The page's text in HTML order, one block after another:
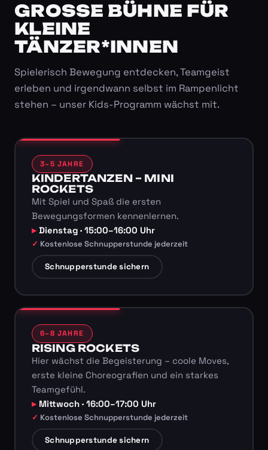
GROSSE BÜHNE FÜR K
LEINE T
ÄNZER*INNEN
Spielerisch Bewegung entdecken, Teamgeist
erleben und irgendwann selbst im Rampenlicht
stehen – unser Kids-Programm wächst mit.
3–5 JAHRE
KINDERTANZEN – MINI
ROCKETS
Mit Spiel und Spaß die ersten
Bewegungsformen kennenlernen.
Dienstag · 15:00–16:00 Uhr
Kostenlose Schnupperstunde jederzeit
Schnupperstunde sichern
6–8 JAHRE
RISING ROCKETS
Hier wächst die Begeisterung – coole Moves,
erste kleine Choreografien und ein starkes
Teamgefühl.
Mittwoch · 16:00–17:00 Uhr
Kostenlose Schnupperstunde jederzeit
Schnupperstunde sichern